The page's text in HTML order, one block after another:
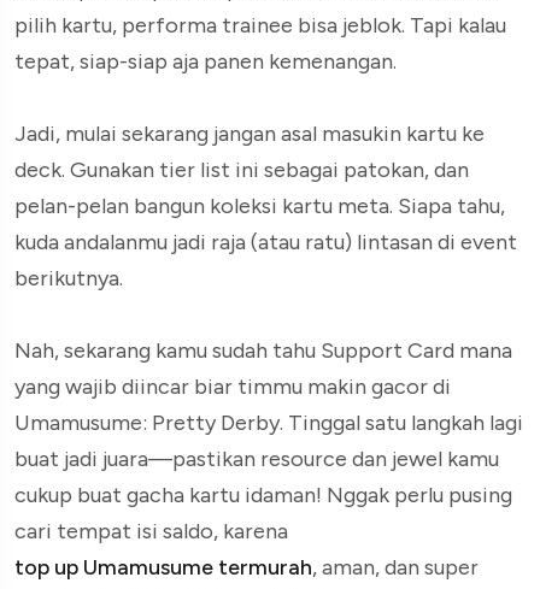
pilih kartu, performa trainee bisa jeblok. Tapi kalau
tepat, siap-siap aja panen kemenangan.
Jadi, mulai sekarang jangan asal masukin kartu ke
deck. Gunakan tier list ini sebagai patokan, dan
pelan-pelan bangun koleksi kartu meta. Siapa tahu,
kuda andalanmu jadi raja (atau ratu) lintasan di event
berikutnya.
Nah, sekarang kamu sudah tahu Support Card mana
yang wajib diincar biar timmu makin gacor di
Umamusume: Pretty Derby. Tinggal satu langkah lagi
buat jadi juara—pastikan resource dan jewel kamu
cukup buat gacha kartu idaman! Nggak perlu pusing
cari tempat isi saldo, karena
top up Umamusume termurah, aman, dan super